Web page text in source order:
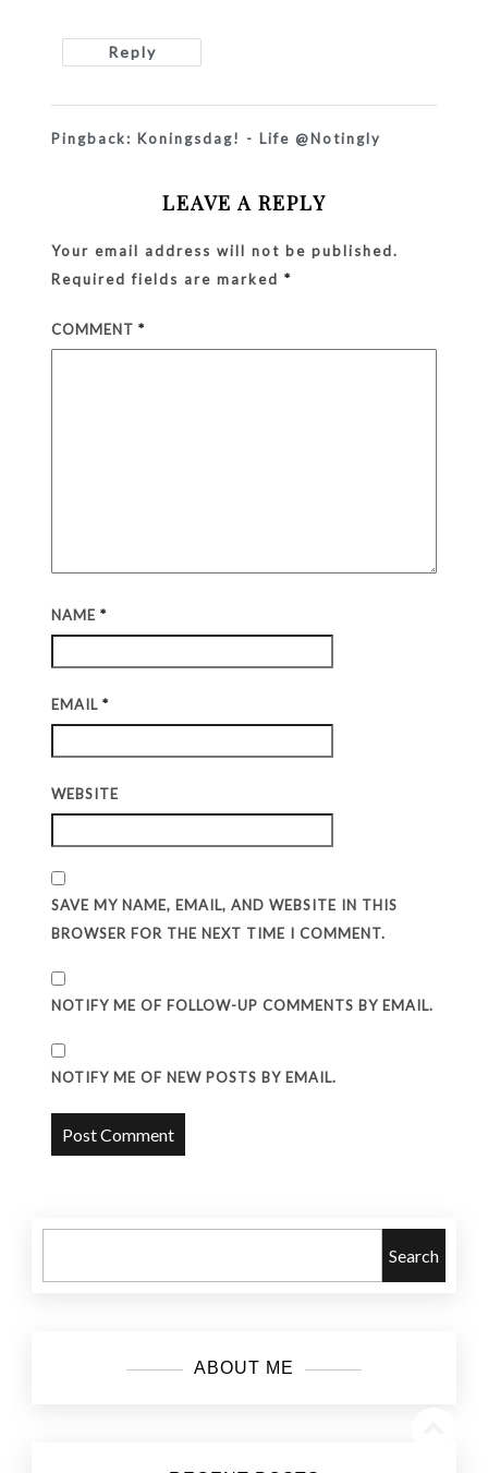
Reply
Pingback: Koningsdag! - Life @Notingly
LEAVE A REPLY
Your email address will not be published.
Required fields are marked*
COMMENT*
NAME*
EMAIL*
WEBSITE
SAVE MY NAME, EMAIL, AND WEBSITE IN THIS
BROWSER FOR THE NEXT TIME I COMMENT.
NOTIFY ME OF FOLLOW-UP COMMENTS BY EMAIL.
NOTIFY ME OF NEW POSTS BY EMAIL.
Search
ABOUT ME